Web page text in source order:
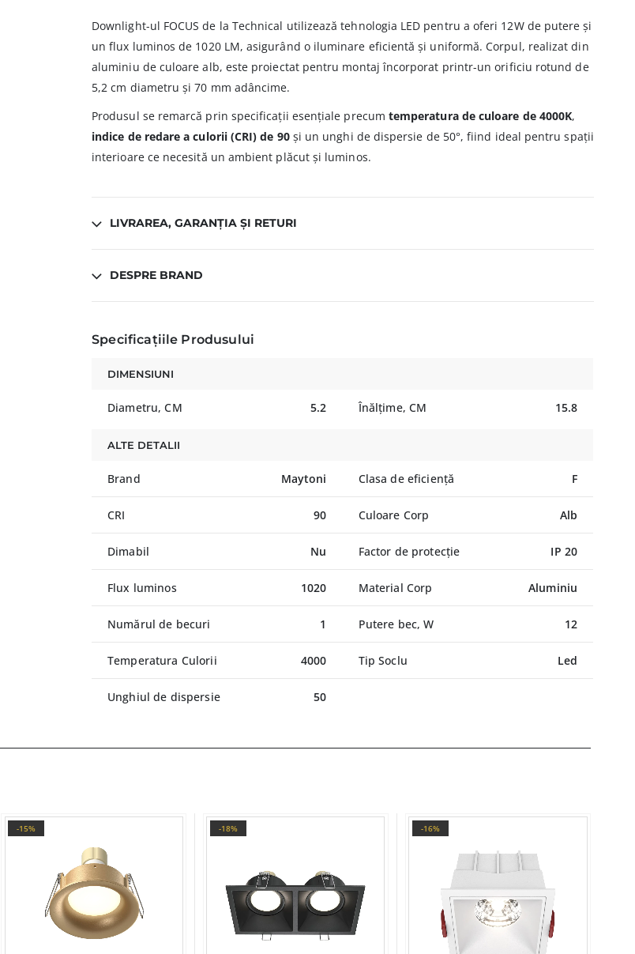
Downlight-ul FOCUS de la Technical utilizează tehnologia LED pentru a oferi 12W de putere și
un flux luminos de 1020 LM, asigurând o iluminare eficientă și uniformă. Corpul, realizat din
aluminiu de culoare alb, este proiectat pentru montaj încorporat printr-un orificiu rotund de
5,2 cm diametru și 70 mm adâncime.
Produsul se remarcă prin specificații esențiale precum temperatura de culoare de 4000K,
indice de redare a culorii (CRI) de 90și un unghi de dispersie de 50°, fiind ideal pentru spații
interioare ce necesită un ambient plăcut și luminos.
LIVRAREA, GARANȚIA ȘI RETURI
DESPRE BRAND
Specificațiile Produsului
DIMENSIUNI
Diametru, CM 5.2 Înălțime, CM 15.8
ALTE DETALII
Brand Maytoni Clasa de eficiență F
CRI 90 Culoare Corp Alb
Dimabil Nu Factor de protecție IP 20
Flux luminos 1020 Material Corp Aluminiu
Numărul de becuri 1 Putere bec, W 12
Temperatura Culorii 4000 Tip Soclu Led
Unghiul de dispersie 50
-15% -18% -16%